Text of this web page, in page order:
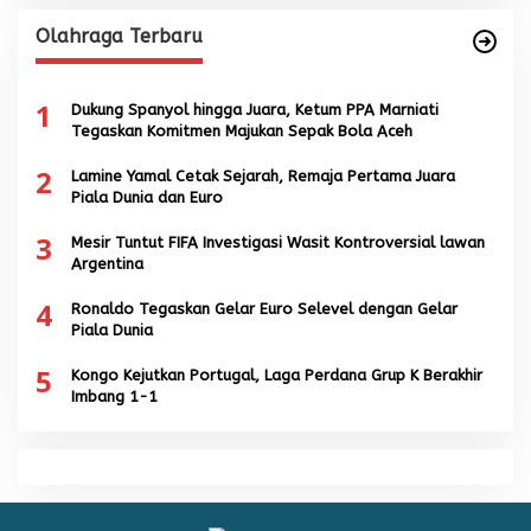
Olahraga Terbaru
1
Dukung Spanyol hingga Juara, Ketum PPA Marniati
Tegaskan Komitmen Majukan Sepak Bola Aceh
2
Lamine Yamal Cetak Sejarah, Remaja Pertama Juara
Piala Dunia dan Euro
3
Mesir Tuntut FIFA Investigasi Wasit Kontroversial lawan
Argentina
4
Ronaldo Tegaskan Gelar Euro Selevel dengan Gelar
Piala Dunia
5
Kongo Kejutkan Portugal, Laga Perdana Grup K Berakhir
Imbang 1-1